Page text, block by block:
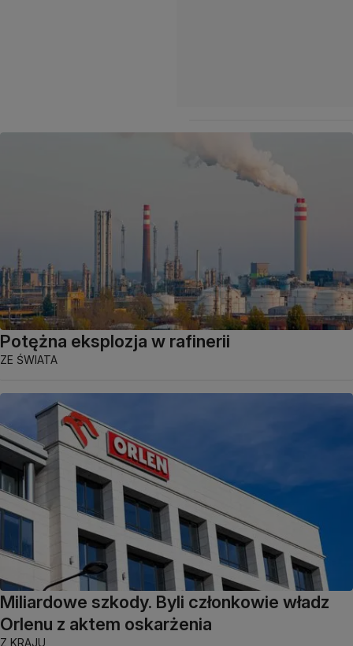
Potężna eksplozja w rafinerii
ZE ŚWIATA
Miliardowe szkody. Byli członkowie władz
Orlenu z aktem oskarżenia
Z KRAJU